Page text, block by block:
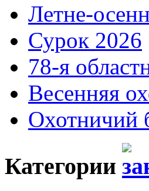
Летне-
Сурок 2026
78-я
Весенняя
Охотничий
Категории